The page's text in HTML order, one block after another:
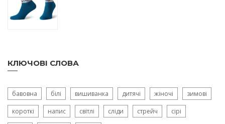
КЛЮЧОВІ СЛОВА
бавовна білі вишиванка дитячі жіночі зимові
короткі напис світлі сліди стрейч сірі